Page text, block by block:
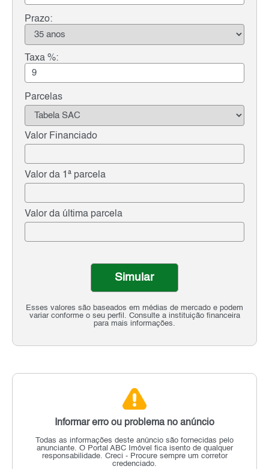
Prazo:
Taxa %:
Parcelas
Valor Financiado
Valor da 1ª parcela
Valor da última parcela
Esses valores são baseados em médias de mercado e podem
variar conforme o seu perfil. Consulte a instituição financeira
para mais informações.
Simular
Informar erro ou problema no anúncio
Todas as informações deste anúncio são fornecidas pelo
anunciante. O Portal ABC Imóvel fica isento de qualquer
responsabilidade. Creci - Procure sempre um corretor
credenciado.